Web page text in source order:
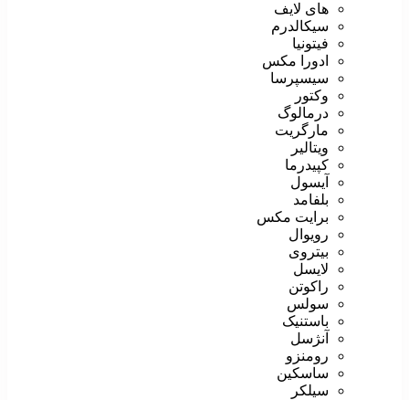
های لایف
سیکالدرم
فیتونیا
ادورا مکس
سیسپرسا
وکتور
درمالوگ
مارگریت
ویتالیر
کپیدرما
آیسول
بلفامد
برایت مکس
رویوال
بیتروی
لایسل
راکوتن
سولس
باستنیک
آنژسل
رومنزو
ساسکین
سیلکر